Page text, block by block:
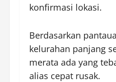
konfirmasi lokasi.
Berdasarkan
kelurahan panjang
merata ada yang
alias cepat rusak.